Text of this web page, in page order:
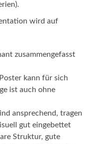
wird auf
zusammengefasst
kann für sich
ist auch ohne
ansprechend, tragen
gut eingebettet
Struktur, gute